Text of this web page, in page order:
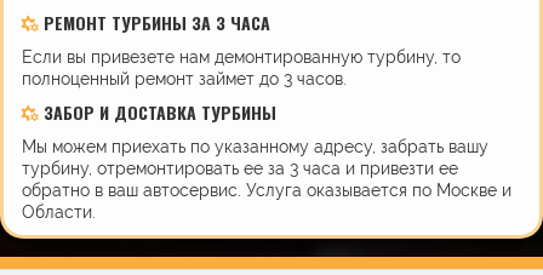
РЕМОНТ ТУРБИНЫ ЗА 3 ЧАСА
Если вы привезете нам демонтированную турбину, то
полноценный ремонт займет до 3 часов.
ЗАБОР И ДОСТАВКА ТУРБИНЫ
Мы можем приехать по указанному адресу, забрать вашу
турбину, отремонтировать ее за 3 часа и привезти ее
обратно в ваш автосервис. Услуга оказывается по Москве и
Области.